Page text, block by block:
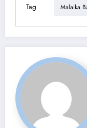
Tag Malaika